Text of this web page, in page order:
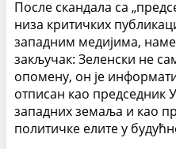
После скандала са
низа критичких
западним медијима,
закључак: Зеленски не
опомену, он је
отписан као председник
западних земаља и као
политичке елите у